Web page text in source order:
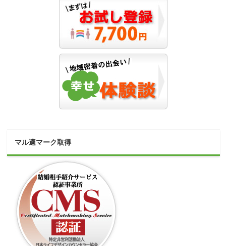
マル適マーク取得